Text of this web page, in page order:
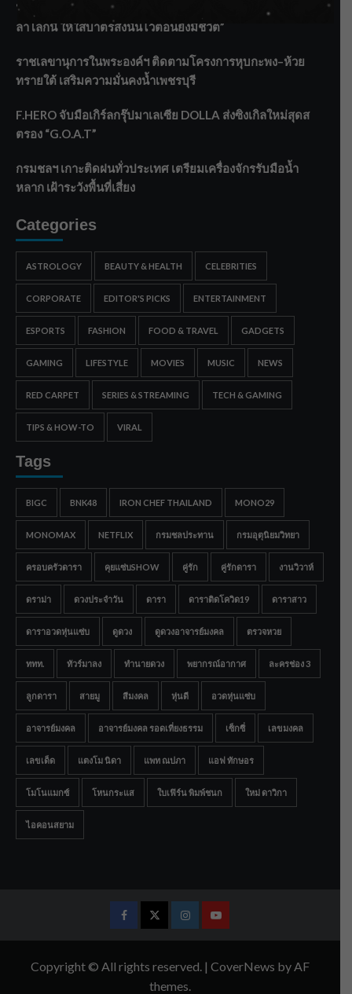
‘แมน การิน’ แชร์ความเชื่อชวนคิด! “อยากกินอะไรหลังจาก
ลาโลกนี้ ให้ใส่บาตรสิ่งนั้นไว้ตอนยังมีชีวิต”
ราชเลขานุการในพระองค์ฯ ติดตามโครงการหุบกะพง–ห้วย
ทรายใต้ เสริมความมั่นคงน้ำเพชรบุรี
F.HERO จับมือเกิร์ลกรุ๊ปมาเลเซีย DOLLA ส่งซิงเกิลใหม่สุดส
ตรอง “G.O.A.T”
กรมชลฯ เกาะติดฝนทั่วประเทศ เตรียมเครื่องจักรรับมือน้ำ
หลาก เฝ้าระวังพื้นที่เสี่ยง
Categories
ASTROLOGY BEAUTY & HEALTH CELEBRITIES
CORPORATE EDITOR'S PICKS ENTERTAINMENT
ESPORTS FASHION FOOD & TRAVEL GADGETS
GAMING LIFESTYLE MOVIES MUSIC NEWS
RED CARPET SERIES & STREAMING TECH & GAMING
TIPS & HOW-TO VIRAL
Tags
BIGC BNK48 IRON CHEF THAILAND MONO29
MONOMAX NETFLIX กรมชลประทาน กรมอุตุนิยมวิทยา
ครอบครัวดารา คุยแซ่บSHOW คู่รัก คู่รักดารา งานวิวาห์
ดราม่า ดวงประจำวัน ดารา ดาราติดโควิด19 ดาราสาว
ดาราอวดหุ่นแซ่บ ดูดวง ดูดวงอาจารย์มงคล ตรวจหวย
ททท. ทัวร์มาลง ทำนายดวง พยากรณ์อากาศ ละครช่อง 3
ลูกดารา สายมู สีมงคล หุ่นดี อวดหุ่นแซ่บ
อาจารย์มงคล อาจารย์มงคล รอดเที่ยงธรรม เซ็กซี่ เลขมงคล
เลขเด็ด แตงโม นิดา แพท ณปภา แอฟ ทักษอร
โมโนแมกซ์ โหนกระแส ใบเฟิร์น พิมพ์ชนก ใหม่ ดาวิกา
ไอคอนสยาม
FacebookTwitterInstagramYoutube
Copyright © All rights reserved. | CoverNews by AF
themes.